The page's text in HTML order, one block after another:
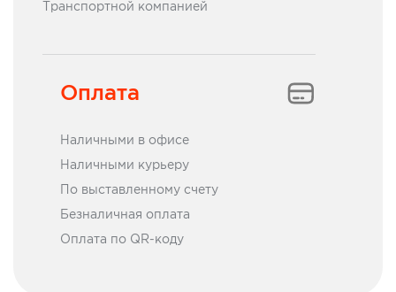
Транcпортной компанией
Оплата
Наличными в офисе
Наличными курьеру
По выставленному счету
Безналичная оплата
Оплата по QR-коду